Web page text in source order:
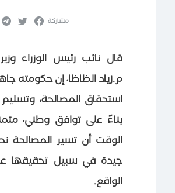
مشاركة
قال نائب رئيس الوزراء
م.زياد الظاظا، إن حكومته
استحقاق المصالحة، وتسليم
بناءً على توافق وطني،
الوقت أن تسير المصالحة
جيدة في سبيل تحقيقها
الواقع.